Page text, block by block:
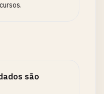
são